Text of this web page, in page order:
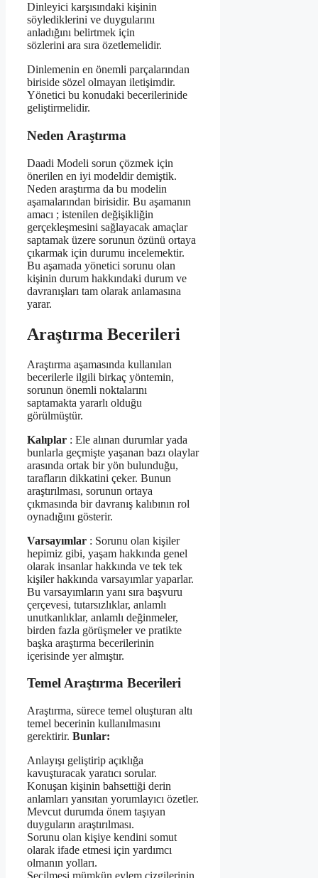
Dinleyici karşısındaki kişinin
söylediklerini ve duygularını
anladığını belirtmek için
sözlerini ara sıra özetlemelidir.
Dinlemenin en önemli parçalarından
biriside sözel olmayan iletişimdir.
Yönetici bu konudaki becerilerinide
geliştirmelidir.
Neden Araştırma
Daadi Modeli sorun çözmek için
önerilen en iyi modeldir demiştik.
Neden araştırma da bu modelin
aşamalarından birisidir. Bu aşamanın
amacı ; istenilen değişikliğin
gerçekleşmesini sağlayacak amaçlar
saptamak üzere sorunun özünü ortaya
çıkarmak için durumu incelemektir.
Bu aşamada yönetici sorunu olan
kişinin durum hakkındaki durum ve
davranışları tam olarak anlamasına
yarar.
Araştırma Becerileri
Araştırma aşamasında kullanılan
becerilerle ilgili birkaç yöntemin,
sorunun önemli noktalarını
saptamakta yararlı olduğu
görülmüştür.
Kalıplar : Ele alınan durumlar yada
bunlarla geçmişte yaşanan bazı olaylar
arasında ortak bir yön bulunduğu,
tarafların dikkatini çeker. Bunun
araştırılması, sorunun ortaya
çıkmasında bir davranış kalıbının rol
oynadığını gösterir.
Varsayımlar : Sorunu olan kişiler
hepimiz gibi, yaşam hakkında genel
olarak insanlar hakkında ve tek tek
kişiler hakkında varsayımlar yaparlar.
Bu varsayımların yanı sıra başvuru
çerçevesi, tutarsızlıklar, anlamlı
unutkanlıklar, anlamlı değinmeler,
birden fazla görüşmeler ve pratikte
başka araştırma becerilerinin
içerisinde yer almıştır.
Temel Araştırma Becerileri
Araştırma, sürece temel oluşturan altı
temel becerinin kullanılmasını
gerektirir. Bunlar:
Anlayışı geliştirip açıklığa
kavuşturacak yaratıcı sorular.
Konuşan kişinin bahsettiği derin
anlamları yansıtan yorumlayıcı özetler.
Mevcut durumda önem taşıyan
duyguların araştırılması.
Sorunu olan kişiye kendini somut
olarak ifade etmesi için yardımcı
olmanın yolları.
Seçilmesi mümkün eylem çizgilerinin